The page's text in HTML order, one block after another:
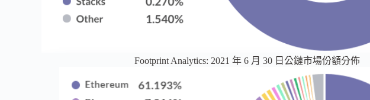
Footprint Analytics: 2021 年 6 月 30 日公鏈市場份額分佈